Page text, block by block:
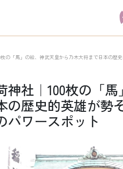
の「馬」の絵、神武天皇から乃木大将まで日本の歴
神社｜100枚の「
の歴史的英雄が勢
パワースポット